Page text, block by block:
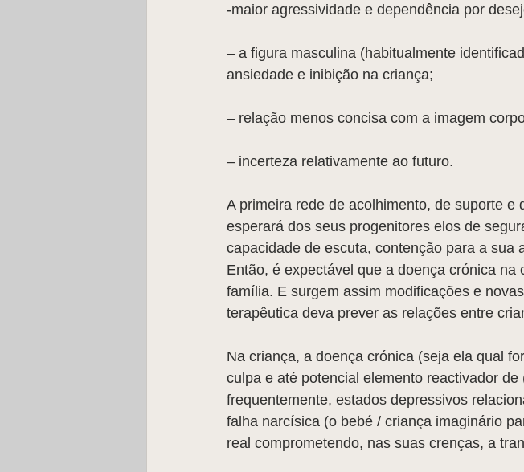
-maior agressividade e dependência por
– a figura masculina (habitualmente
ansiedade e inibição na criança;
– relação menos concisa com a imagem
– incerteza relativamente ao futuro.
A primeira rede de acolhimento, de suporte e
esperará dos seus progenitores elos de
capacidade de escuta, contenção para a sua
Então, é expectável que a doença crónica
família. E surgem assim modificações e
terapêutica deva prever as relações entre
Na criança, a doença crónica (seja ela qual
culpa e até potencial elemento reactivador
frequentemente, estados depressivos
falha narcísica (o bebé / criança imaginário
real comprometendo, nas suas crenças, a